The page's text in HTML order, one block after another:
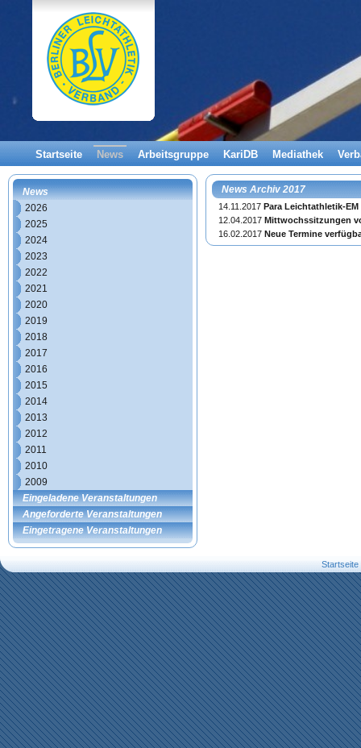
Startseite News Arbeitsgruppe KariDB Mediathek
News
2026
2025
2024
2023
2022
2021
2020
2019
2018
2017
2016
2015
2014
2013
2012
2011
2010
2009
Eingeladene Veranstaltungen
Angeforderte Veranstaltungen
Eingetragene Veranstaltungen
News Archiv 2017
14.11.2017 Para Leichtathletik-EM
12.04.2017 Mittwochssitzungen
16.02.2017 Neue Termine
Startseite